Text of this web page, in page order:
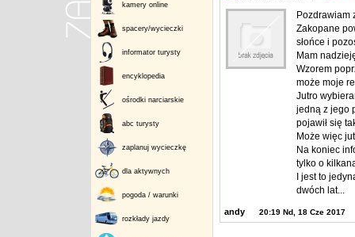
kamery online
spacery/wycieczki
informator turysty
encyklopedia
ośrodki narciarskie
abc turysty
zaplanuj wycieczkę
dla aktywnych
pogoda / warunki
rozkłady jazdy
Pozdrawiam
Zakopane
słońce i
Mam
Wzorem
może moje
Jutro
jedną z jego
pojawił się
Może więc
Na koniec
tylko o
I jest to
dwóch lat...
andy 20:19 Nd, 18 Cze 2017